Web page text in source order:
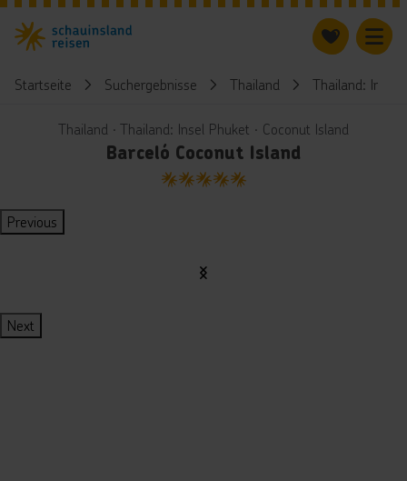
Startseite Suchergebnisse Thailand Thailand: Insel
Thailand ∙ Thailand: Insel Phuket ∙ Coconut Island
Barceló Coconut Island
5
Previous
Next